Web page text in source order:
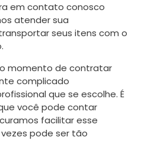
em contato conosco
atender sua
seus itens com o
momento de contratar
complicado
que se escolhe. É
você pode contar
facilitar esse
pode ser tão